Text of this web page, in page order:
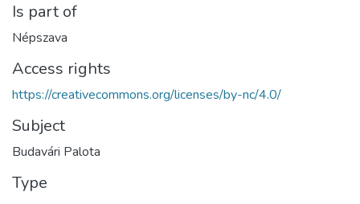
Is part of
Népszava
Access rights
https://creativecommons.org/licenses/by-nc/4.0/
Subject
Budavári Palota
Type